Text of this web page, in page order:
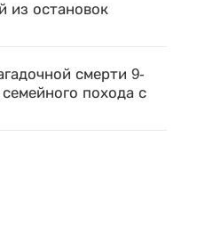
из остановок
смерти 9-
похода с